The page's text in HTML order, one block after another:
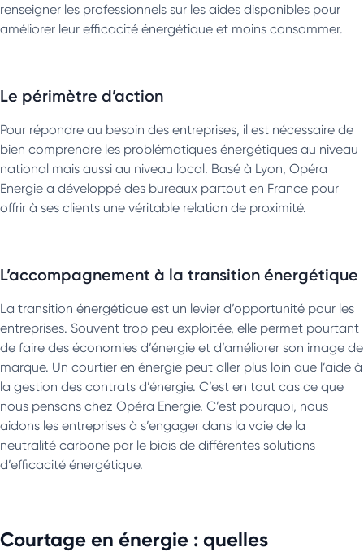
renseigner les professionnels sur les aides disponibles pour
améliorer leur efficacité énergétique et moins consommer.
Le périmètre d’action
Pour répondre au besoin des entreprises, il est nécessaire de
bien comprendre les problématiques énergétiques au niveau
national mais aussi au niveau local. Basé à Lyon, Opéra
Energie a développé des bureaux partout en France pour
offrir à ses clients une véritable relation de proximité.
L’accompagnement à la transition énergétique
La transition énergétique est un levier d’opportunité pour les
entreprises. Souvent trop peu exploitée, elle permet pourtant
de faire des économies d’énergie et d’améliorer son image de
marque. Un courtier en énergie peut aller plus loin que l’aide à
la gestion des contrats d’énergie. C’est en tout cas ce que
nous pensons chez Opéra Energie. C’est pourquoi, nous
aidons les entreprises à s’engager dans la voie de la
neutralité carbone par le biais de différentes solutions
d’efficacité énergétique.
Courtage en énergie : quelles